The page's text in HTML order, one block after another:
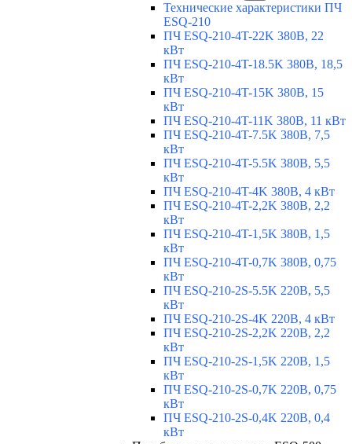
Технические характеристики ПЧ
ESQ-210
ПЧ ESQ-210-4T-22K 380В, 22
кВт
ПЧ ESQ-210-4T-18.5K 380В, 18,5
кВт
ПЧ ESQ-210-4T-15K 380В, 15
кВт
ПЧ ESQ-210-4T-11K 380В, 11 кВт
ПЧ ESQ-210-4T-7.5K 380В, 7,5
кВт
ПЧ ESQ-210-4T-5.5K 380В, 5,5
кВт
ПЧ ESQ-210-4T-4K 380В, 4 кВт
ПЧ ESQ-210-4T-2,2K 380В, 2,2
кВт
ПЧ ESQ-210-4T-1,5K 380В, 1,5
кВт
ПЧ ESQ-210-4T-0,7K 380В, 0,75
кВт
ПЧ ESQ-210-2S-5.5K 220В, 5,5
кВт
ПЧ ESQ-210-2S-4K 220В, 4 кВт
ПЧ ESQ-210-2S-2,2K 220В, 2,2
кВт
ПЧ ESQ-210-2S-1,5K 220В, 1,5
кВт
ПЧ ESQ-210-2S-0,7K 220В, 0,75
кВт
ПЧ ESQ-210-2S-0,4K 220В, 0,4
кВт